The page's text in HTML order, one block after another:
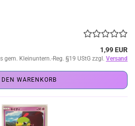
1,99 EUR
gem. Kleinuntern.-Reg. §19 UStG zzgl. Versand
DEN WARENKORB